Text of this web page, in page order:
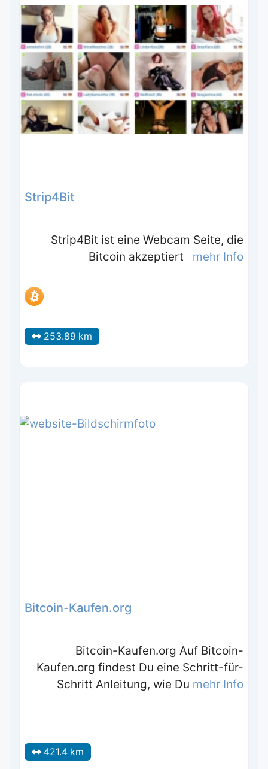
Strip4Bit
Strip4Bit ist eine Webcam Seite, die
Bitcoin akzeptiert mehr Info
253.89 km
Bitcoin-Kaufen.org
Bitcoin-Kaufen.org Auf Bitcoin-
Kaufen.org findest Du eine Schritt-für-
Schritt Anleitung, wie Du mehr Info
421.4 km